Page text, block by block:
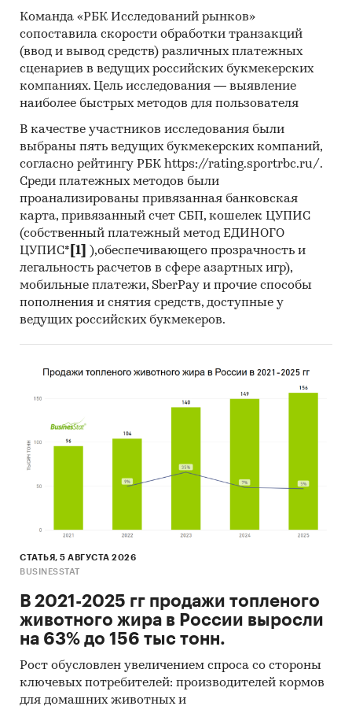
Команда «РБК Исследований рынков»
сопоставила скорости обработки транзакций
(ввод и вывод средств) различных платежных
сценариев в ведущих российских букмекерских
компаниях. Цель исследования — выявление
наиболее быстрых методов для пользователя
В качестве участников исследования были
выбраны пять ведущих букмекерских компаний,
согласно рейтингу РБК https://rating.sportrbc.ru/.
Среди платежных методов были
проанализированы привязанная банковская
карта, привязанный счет СБП, кошелек ЦУПИС
(собственный платежный метод ЕДИНОГО
ЦУПИС* [1]
),обеспечивающего прозрачность и
легальность расчетов в сфере азартных игр),
мобильные платежи, SberPay и прочие способы
пополнения и снятия средств, доступные у
ведущих российских букмекеров.
СТАТЬЯ, 5 АВГУСТА 2026
BUSINESSTAT
В 2021-2025 гг продажи топленого
животного жира в России выросли
на 63% до 156 тыс тонн.
Рост обусловлен увеличением спроса со стороны
ключевых потребителей: производителей кормов
для домашних животных и